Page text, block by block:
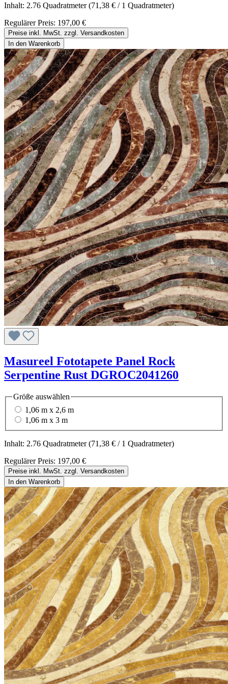
Inhalt: 2.76 Quadratmeter(71,38 € / 1 Quadratmeter)
Regulärer Preis: 197,00 €
Preise inkl. MwSt. zzgl. Versandkosten
In den Warenkorb
Masureel Fototapete Panel Rock
Serpentine Rust DGROC2041260
Größe auswählen
1,06 m x 2,6 m
1,06 m x 3 m
Inhalt: 2.76 Quadratmeter(71,38 € / 1 Quadratmeter)
Regulärer Preis: 197,00 €
Preise inkl. MwSt. zzgl. Versandkosten
In den Warenkorb